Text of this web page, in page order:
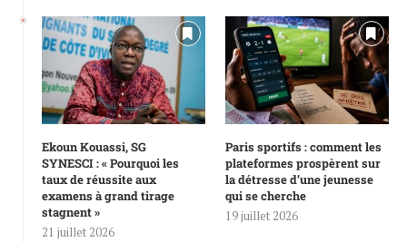
Ekoun Kouassi, SG
SYNESCI : « Pourquoi les
taux de réussite aux
examens à grand tirage
stagnent »
21 juillet 2026
Paris sportifs : comment les
plateformes prospèrent sur
la détresse d’une jeunesse
qui se cherche
19 juillet 2026